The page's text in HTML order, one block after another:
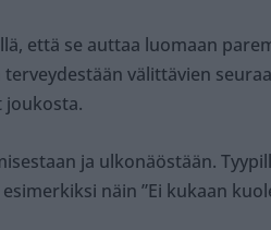
että se auttaa luomaan
välittävien
joukosta.
ja ulkonäöstään.
näin ”Ei kukaan